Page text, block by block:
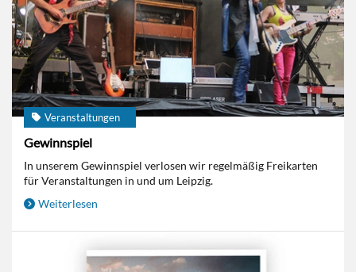
Veranstaltungen
Gewinnspiel
In unserem Gewinnspiel verlosen wir regelmäßig Freikarten
für Veranstaltungen in und um Leipzig.
Weiterlesen